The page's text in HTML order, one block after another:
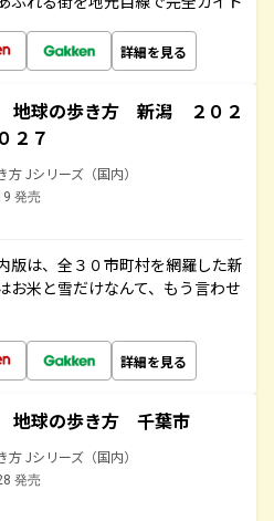
詳細を見る
地球の歩き方 新潟 ２０２
２７
方 Jシリーズ（国内）
発売
版は、全３０市町村を網羅した新
お米と雪だけなんて、もう言わせ
詳細を見る
地球の歩き方 千葉市
方 Jシリーズ（国内）
発売